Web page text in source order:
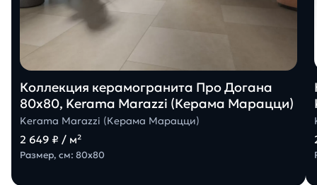
Коллекция керамогранита Про Догана
80х80, Kerama Marazzi (Керама Марацци)
Kerama Marazzi (Керама Марацци)
2 649 ₽ / м²
Размер, см: 80х80